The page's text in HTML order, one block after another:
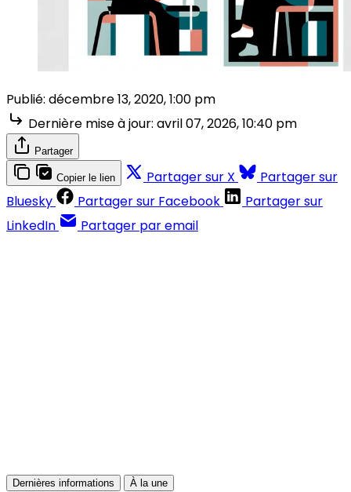
Publié: décembre 13, 2020, 1:00 pm
Dernière mise à jour: avril 07, 2026, 10:40 pm
Partager
Copier le lien Partager sur X
Partager sur
Bluesky
Partager sur Facebook
Partager sur
LinkedIn
Partager par email
Dernières informations À la une